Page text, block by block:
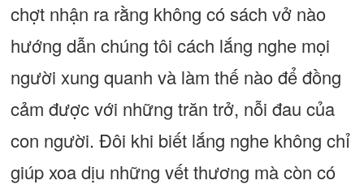
chợt nhận ra rằng không có sách vở nào
hướng dẫn chúng tôi cách lắng nghe mọi
người xung quanh và làm thế nào để đồng
cảm được với những trăn trở, nỗi đau của
con người. Đôi khi biết lắng nghe không chỉ
giúp xoa dịu những vết thương mà còn có